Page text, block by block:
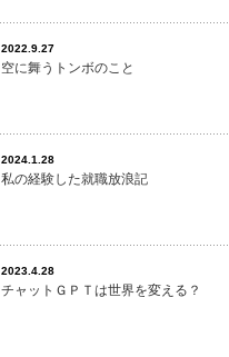
2022.9.27
空に舞うトンボのこと
2024.1.28
私の経験した就職放浪記
2023.4.28
チャットＧＰＴは世界を変える？